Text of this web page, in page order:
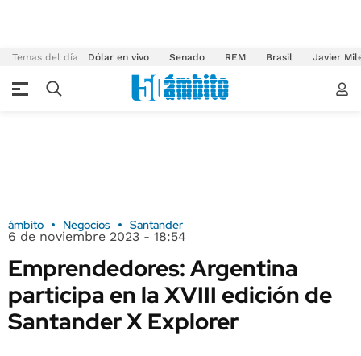
Temas del día Dólar en vivo Senado REM Brasil Javier
ámbito Negocios Santander
6 de noviembre 2023 - 18:54
Emprendedores: Argentina
participa en la XVIII edición de
Santander X Explorer